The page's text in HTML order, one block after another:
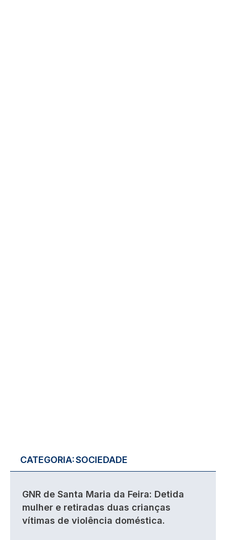
CATEGORIA:SOCIEDADE
GNR de Santa Maria da Feira: Detida
mulher e retiradas duas crianças
vítimas de violência doméstica.